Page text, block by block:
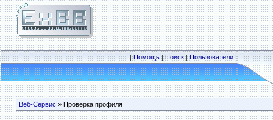
|Помощь|Поиск|Пользователи|
Веб-Сервис » Проверка профиля